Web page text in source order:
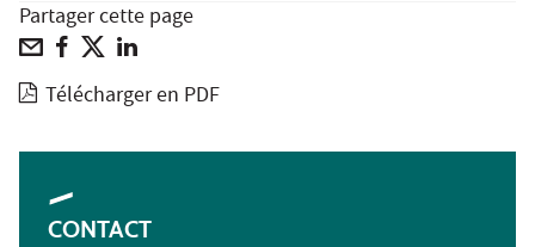
Partager cette page
Télécharger en PDF
CONTACT